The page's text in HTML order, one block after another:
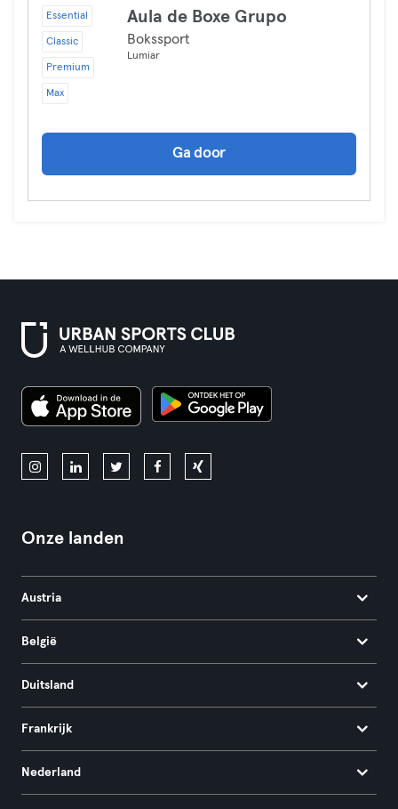
Essential
Classic
Premium
Max
Aula de Boxe Grupo
Bokssport
Lumiar
Ga door
Onze landen
Austria
België
Duitsland
Frankrijk
Nederland